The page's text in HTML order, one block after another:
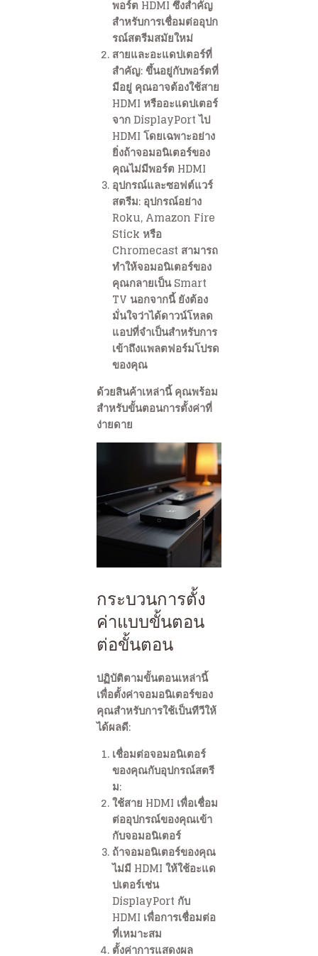
พอร์ต HDMI ซึ่งสำคัญ
สำหรับการเชื่อมต่ออุปก
รณ์สตรีมสมัยใหม่
สายและอะแดปเตอร์ที่
สำคัญ: ขึ้นอยู่กับพอร์ตที่
มีอยู่ คุณอาจต้องใช้สาย
HDMI หรืออะแดปเตอร์
จาก DisplayPort ไป
HDMI โดยเฉพาะอย่าง
ยิ่งถ้าจอมอนิเตอร์ของ
คุณไม่มีพอร์ต HDMI
อุปกรณ์และซอฟต์แวร์
สตรีม: อุปกรณ์อย่าง
Roku, Amazon Fire
Stick หรือ
Chromecast สามารถ
ทำให้จอมอนิเตอร์ของ
คุณกลายเป็น Smart
TV นอกจากนี้ ยังต้อง
มั่นใจว่าได้ดาวน์โหลด
แอปที่จำเป็นสำหรับการ
เข้าถึงแพลตฟอร์มโปรด
ของคุณ
ด้วยสินค้าเหล่านี้ คุณพร้อม
สำหรับขั้นตอนการตั้งค่าที่
ง่ายดาย
กระบวนการตั้ง
ค่าแบบขั้นตอน
ต่อขั้นตอน
ปฏิบัติตามขั้นตอนเหล่านี้
เพื่อตั้งค่าจอมอนิเตอร์ของ
คุณสำหรับการใช้เป็นทีวีให้
ได้ผลดี:
เชื่อมต่อจอมอนิเตอร์
ของคุณกับอุปกรณ์สตรี
ม:
ใช้สาย HDMI เพื่อเชื่อม
ต่ออุปกรณ์ของคุณเข้า
กับจอมอนิเตอร์
ถ้าจอมอนิเตอร์ของคุณ
ไม่มี HDMI ให้ใช้อะแด
ปเตอร์เช่น
DisplayPort กับ
HDMI เพื่อการเชื่อมต่อ
ที่เหมาะสม
ตั้งค่าการแสดงผล